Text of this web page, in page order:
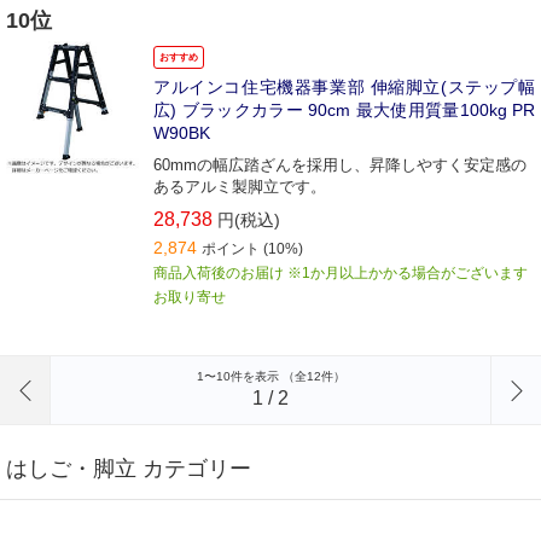
10位
おすすめ
アルインコ住宅機器事業部 伸縮脚立(ステップ幅
広) ブラックカラー 90cm 最大使用質量100kg PR
W90BK
60mmの幅広踏ざんを採用し、昇降しやすく安定感の
あるアルミ製脚立です。
28,738 円(税込)
2,874 ポイント (10%)
商品入荷後のお届け ※1か月以上かかる場合がございます
お取り寄せ
1〜10件を表示 （全12件）
1 / 2
はしご・脚立 カテゴリー